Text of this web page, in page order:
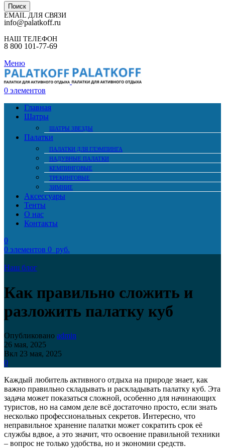
Поиск
EMAIL ДЛЯ СВЯЗИ
info@palatkoff.ru
НАШ ТЕЛЕФОН
8 800 101-77-69
Меню
0 элементов
Главная
Шатры
ШАТРЫ ЗВЕЗДЫ
Палатки
ПАЛАТКИ ДЛЯ ГЛЭМПИНГА
НАДУВНЫЕ ПАЛАТКИ
КЕМПИНГОВЫЕ
ТРЕКИНГОВЫЕ
ЗИМНИЕ
Аксессуары
Тенты
О нас
Контакты
0
0 элементов 0 руб.
Наш блог
Как правильно сложить и
разложить палатку куб
Опубликовано admin
26 мая, 2025
Вкл 23 мая, 2025
0
Каждый любитель активного отдыха на природе знает, как
важно правильно складывать и раскладывать палатку куб. Эта
задача может показаться сложной, особенно для начинающих
туристов, но на самом деле всё достаточно просто, если знать
несколько профессиональных секретов. Интересно, что
неправильное хранение палатки может сократить срок её
службы вдвое, а это значит, что освоение правильной техники
– вопрос не только удобства, но и экономии средств.